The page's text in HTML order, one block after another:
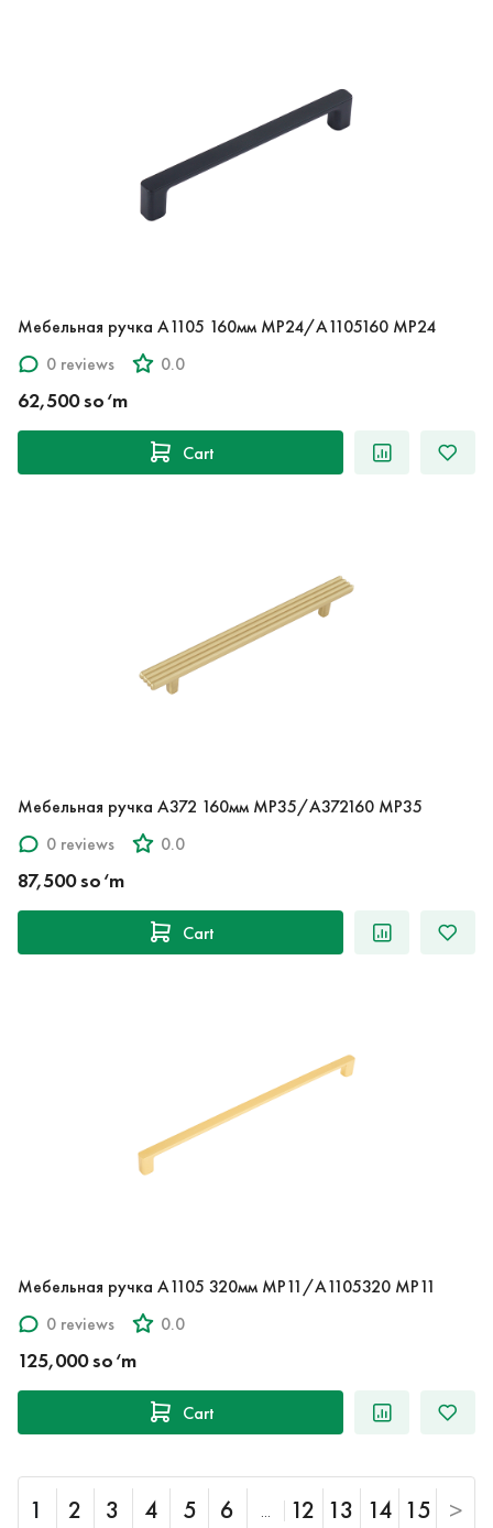
Мебельная ручка A1105 160мм MP24/A1105160 MP24
0 reviews
0.0
62,500 so‘m
Cart
Мебельная ручка A372 160мм MP35/A372160 MP35
0 reviews
0.0
87,500 so‘m
Cart
Мебельная ручка A1105 320мм MP11/A1105320 MP11
0 reviews
0.0
125,000 so‘m
Cart
1 2 3 4 5 6 ... 12 13 14 15 >